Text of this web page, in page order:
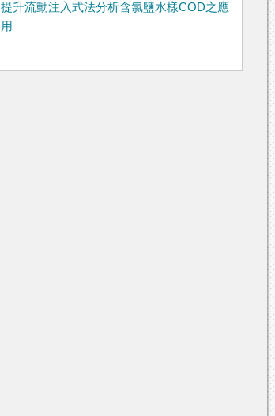
提升流動注入式法分析含氯鹽水樣COD之應
用